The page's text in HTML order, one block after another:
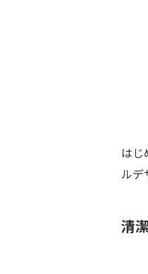
はじ
ルデ
清